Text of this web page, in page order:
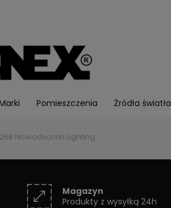
Pomieszczenia Źródła światła
Nowodvorski Lighting
Magazyn
Produkty z wysyłką 24h